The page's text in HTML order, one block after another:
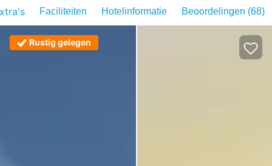
Faciliteiten Hotelinformatie Beoordelingen (68)
Rustig gelegen